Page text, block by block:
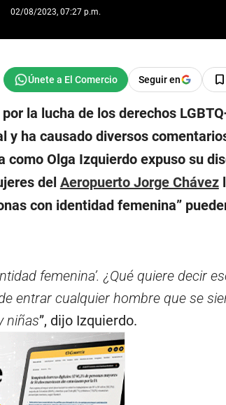
02/08/2023, 07:27 p.m.
Seguir en
la lucha de los derechos
y ha causado diversos
Olga Izquierdo expuso su
del Aeropuerto Jorge Chávez
con identidad femenina”
femenina’. ¿Qué quiere decir
entrar cualquier hombre que se
niñas”, dijo Izquierdo.